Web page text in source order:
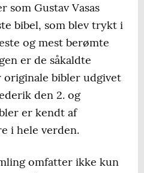
som Gustav Vasas
bibel, som blev trykt i
og mest berømte
er de såkaldte
bibler udgivet
den 2. og
er kendt af
i hele verden.
omfatter ikke kun